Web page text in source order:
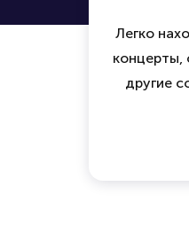
Легко
концерты,
другие